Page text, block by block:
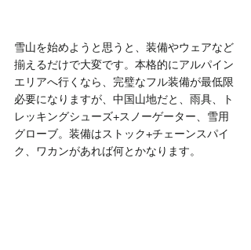
雪山を始めようと思うと、装備やウェアなど
揃えるだけで大変です。本格的にアルパイン
エリアへ行くなら、完璧なフル装備が最低限
必要になりますが、中国山地だと、雨具、ト
レッキングシューズ+スノーゲーター、雪用
グローブ。装備はストック+チェーンスパイ
ク、ワカンがあれば何とかなります。